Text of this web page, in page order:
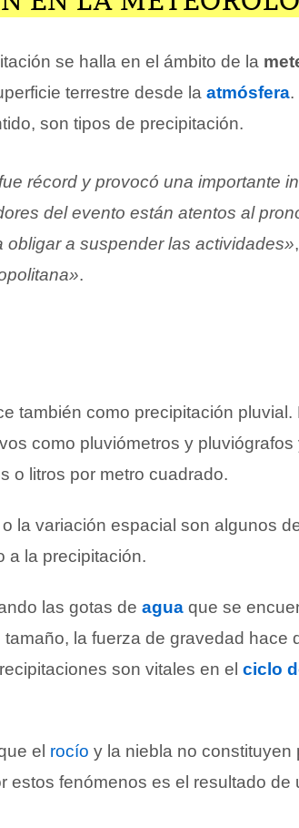
se halla en el ámbito de la
terrestre desde la atmósfera
son tipos de precipitación.
récord y provocó una importante
del evento están atentos al
a suspender las actividades»
.
también como precipitación pluvial.
como pluviómetros y
o litros por metro cuadrado.
la variación espacial son algunos
a la precipitación.
las gotas de agua que se
la fuerza de gravedad hace
son vitales en el ciclo
el rocío y la niebla no constituyen
estos fenómenos es el resultado de